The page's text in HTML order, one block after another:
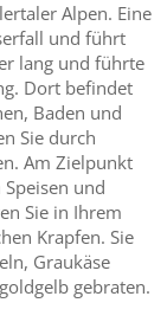
Alpen. Eine
und führt
lang und führte
Dort befindet
Baden und
Sie durch
Am Zielpunkt
und
Sie in Ihrem
Krapfen. Sie
Graukäse
gebraten.